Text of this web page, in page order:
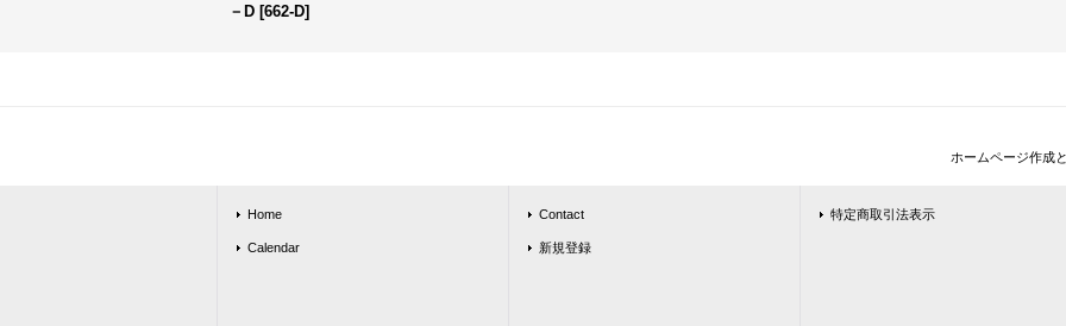
－D [662-D]
ホームページ作成
Home
Calendar
Contact
新規登録
特定商取引法表示